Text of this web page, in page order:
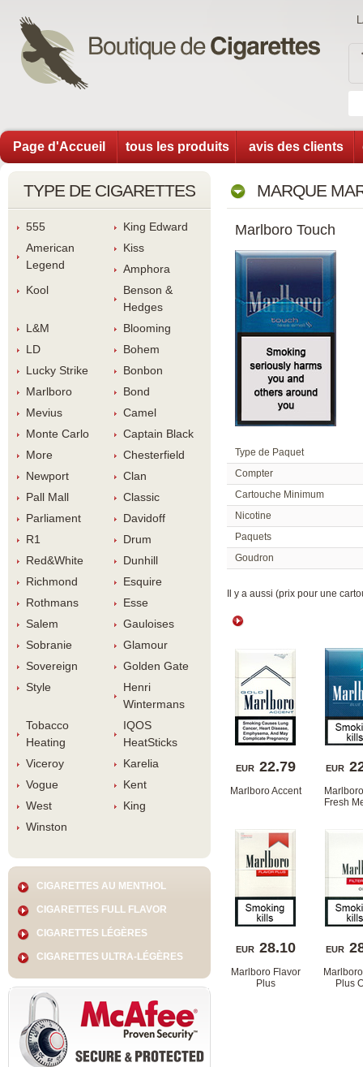
Page d'Accueil tous les produit avis des client
TYPE DE CIGARETTES
555
King Edward
American
Legend
Ki
Amphora
Kool
Benson &
Hedge
L&M
Blooming
LD
Bohem
Lucky Strike
Bonbon
Marlboro
Bond
Meviu
Camel
Monte Carlo
Captain Black
More
Chesterfield
Newport
Clan
Pall Mall
Classic
Parliament
Davidoff
R1
Drum
Red&White
Dunhill
Richmond
Esquire
Rothman
Esse
Salem
Gauloise
Sobranie
Glamour
Sovereign
Golden Gate
Style
Henri
Winterman
Tobacco
Heating
IQOS
HeatStick
Viceroy
Karelia
Vogue
Kent
West
King
Winston
CIGARETTES AU MENTHOL
CIGARETTES FULL FLAVOR
CIGARETTES LÉGÈRES
CIGARETTES ULTRA-LÉGÈRES
MARQUE
Marlboro Touch
Type de Paquet
Compter
Cartouche Minimum
Nicotine
Paquet
Goudron
Il y a aussi (prix pour une
EUR 22.79
Marlboro Accent
EUR
Fresh
EUR 28.10
Marlboro Flavor
Plu
EUR
Plus